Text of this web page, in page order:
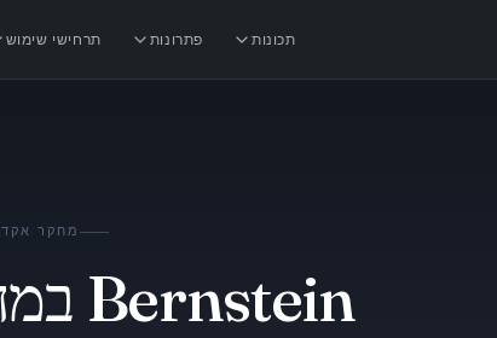
תכונות פתרונות תרחישי שימוש
מחקר
Bernstein במחקר אקדמי